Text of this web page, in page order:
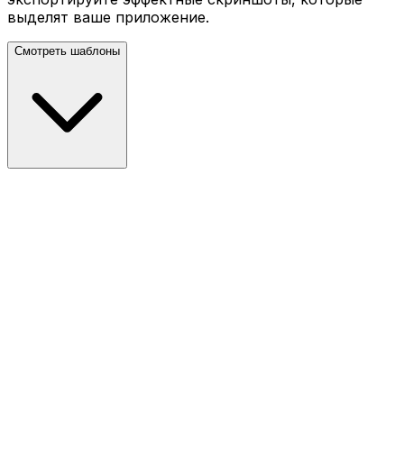
выделят ваше приложение.
Смотреть шаблоны